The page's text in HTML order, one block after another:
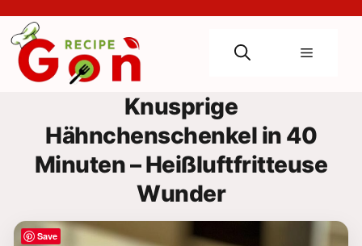
content
Menu
Knusprige
Hähnchenschenkel in 40
Minuten – Heißluftfritteuse
Wunder
Save